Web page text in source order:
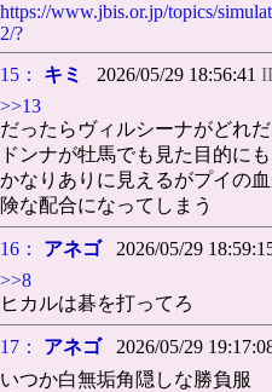
https://www.jbis.or.jp/topics/
2/?
15：
キミ 2026/05/29 18:56:41
>>13
だったらヴィルシーナがどれ
ドンナが牡馬でも見た目的に
かなりありに見えるがプイの
険な配合になってしまう
16： アネゴ2026/05/29
>>8
ヒカルは碁を打ってろ
17： アネゴ2026/05/29
いつか白無垢角隠しな勝負服